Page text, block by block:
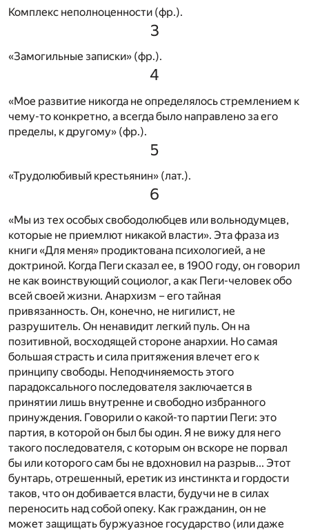
Комплекс неполноценности (фр.).
3
«Замогильные записки» (фр.).
4
«Мое развитие никогда не определялось стремлением к
чему-то конкретно, а всегда было направлено за его
пределы, к другому» (фр.).
5
«Трудолюбивый крестьянин» (лат.).
6
«Мы из тех особых свободолюбцев или вольнодумцев,
которые не приемлют никакой власти». Эта фраза из
книги «Для меня» продиктована психологией, а не
доктриной. Когда Пеги сказал ее, в 1900 году, он говорил
не как воинствующий социолог, а как Пеги-человек обо
всей своей жизни. Анархизм – его тайная
привязанность. Он, конечно, не нигилист, не
разрушитель. Он ненавидит легкий пуль. Он на
позитивной, восходящей стороне анархии. Но самая
большая страсть и сила притяжения влечет его к
принципу свободы. Неподчиняемость этого
парадоксального последователя заключается в
принятии лишь внутренне и свободно избранного
принуждения. Говорили о какой-то партии Пеги: это
партия, в которой он был бы один. Я не вижу для него
такого последователя, с которым он вскоре не порвал
бы или которого сам бы не вдохновил на разрыв... Этот
бунтарь, отрешенный, еретик из инстинкта и гордости
таков, что он добивается власти, будучи не в силах
переносить над собой опеку. Как гражданин, он не
может защищать буржуазное государство (или даже